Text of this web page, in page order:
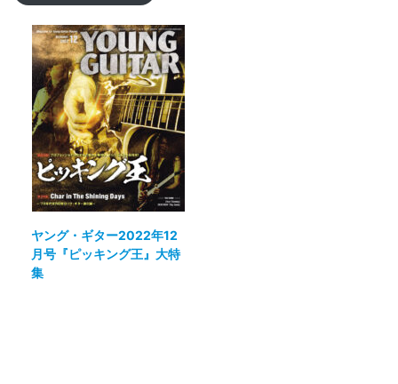
ヤング・ギター2022年12
月号『ピッキング王』大特
集